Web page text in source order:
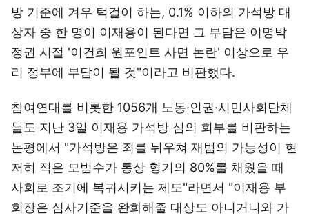
방 기준에 겨우 턱걸이 하는, 0.1% 이하의 가석방 대
상자 중 한 명이 이재용이 된다면 그 부담은 이명박
정권 시절 '이건희 원포인트 사면 논란' 이상으로 우
리 정부에 부담이 될 것"이라고 비판했다.
참여연대를 비롯한 1056개 노동·인권·시민사회단체
들도 지난 3일 이재용 가석방 심의 회부를 비판하는
논평에서 "가석방은 죄를 뉘우쳐 재범의 가능성이 현
저히 적은 모범수가 통상 형기의 80%를 채웠을 때
사회로 조기에 복귀시키는 제도"라면서 "이재용 부
회장은 심사기준을 완화해줄 대상도 아니거니와 가